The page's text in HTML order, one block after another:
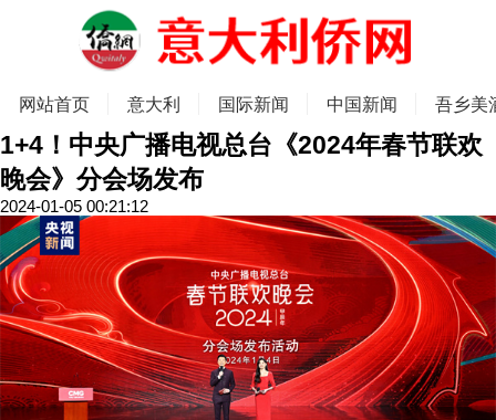
网站首页 意大利 国际新闻 中国新闻 吾乡美
1+4！中央广播电视总台《2024年春节联欢
晚会》分会场发布
2024-01-05 00:21:12